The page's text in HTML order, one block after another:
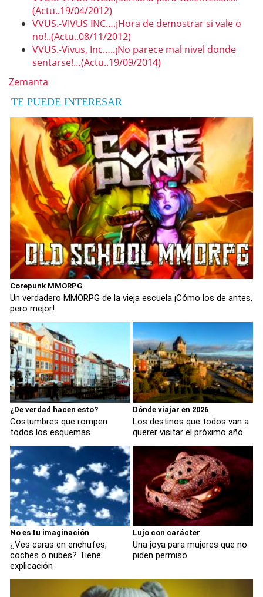
(Actu..19/04/2012)
VVUS.-VIVUS INC….¡Hora de demostrar si vale o
no!..(Actu..08/11/2012)
VVUS.-Vivus, Inc…..¡No parece mal nivel donde
sentarse!…(Actu..19/09/2014)
Zemanta
TE PUEDE INTERESAR
Corepunk MMORPG
Un verdadero MMORPG de la vieja escuela ¡Cómo los de antes,
pero mejor!
¿De verdad hacen esto?
Costumbres que rompen
todos los esquemas
Dónde viajar en 2026
Los destinos que todos van a
querer visitar el próximo año
No es tu imaginación
¿Ves caras en enchufes,
coches o nubes? Tiene
explicación
Lujo con carácter
Una joya para mujeres que no
piden permiso